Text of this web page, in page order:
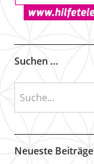
Suchen …
Neueste Beiträge